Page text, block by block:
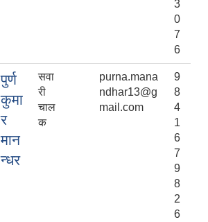
3
0
7
6
पुर्ण
कुमा
र
मान
न्धर
सवा
री
चाल
क
purna.mana
ndhar13@g
mail.com
9
8
4
1
6
7
9
8
2
6